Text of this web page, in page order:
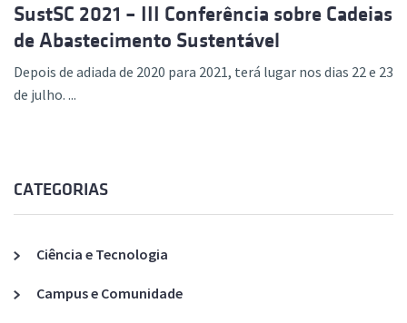
SustSC 2021 – III Conferência sobre Cadeias
de Abastecimento Sustentável
Depois de adiada de 2020 para 2021, terá lugar nos dias 22 e 23
de julho. ...
CATEGORIAS
Ciência e Tecnologia
Campus e Comunidade